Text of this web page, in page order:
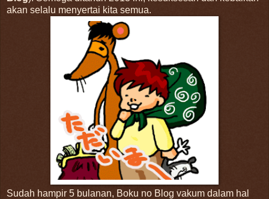
akan selalu menyertai kita semua.
Sudah hampir 5 bulanan, Boku no Blog vakum dalam hal